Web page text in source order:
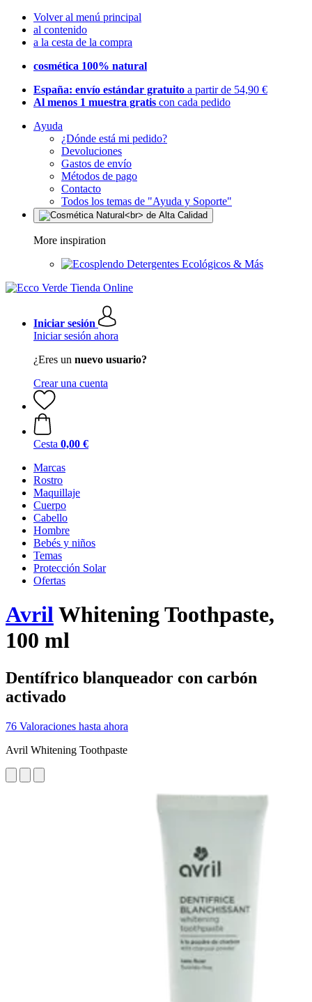
Volver al menú principal
al contenido
a la cesta de la compra
cosmética 100% natural
España: envío estándar gratuito a partir de 54,90 €
Al menos 1 muestra gratis con cada pedido
Ayuda
¿Dónde está mi pedido?
Devoluciones
Gastos de envío
Métodos de pago
Contacto
Todos los temas de "Ayuda y Soporte"
More inspiration
Detergentes Ecológicos & Más
Iniciar sesión
Iniciar sesión ahora
¿Eres un nuevo usuario?
Crear una cuenta
Cesta 0,00 €
Marcas
Rostro
Maquillaje
Cuerpo
Cabello
Hombre
Bebés y niños
Temas
Protección Solar
Ofertas
AvrilWhitening Toothpaste,
100 ml
Dentífrico blanqueador con carbón
activado
76 Valoraciones hasta ahora
Avril Whitening Toothpaste